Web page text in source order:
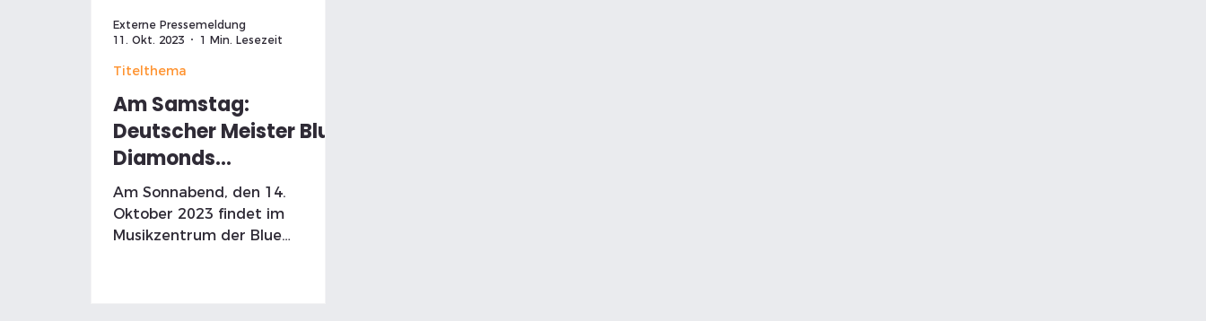
Am Samstag:
Deutscher Meister Blue
Diamonds
präsentieren Indoor
Musikfestival in
Nienhagen
Am Sonnabend, den 14.
Oktober 2023 findet im
Musikzentrum der Blue
Titelthema
Externe Pressemeldung
11. Okt. 2023
1 Min. Lesezeit